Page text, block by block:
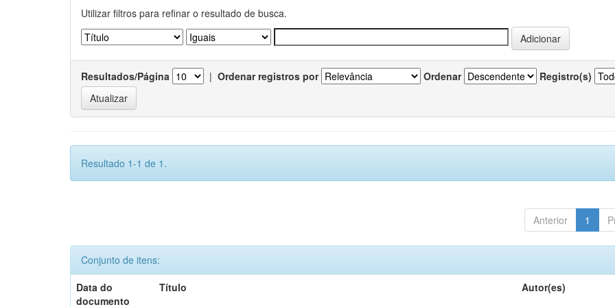
Utilizar filtros para refinar o resultado de busca.
Resultados/Página | Ordenar registros por Ordenar Registro(s)
Resultado 1-1 de 1.
Anterior 1
Conjunto de itens:
Data do
documento
Título Autor(es)